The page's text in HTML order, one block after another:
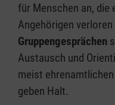
für Menschen an, die
Angehörigen verloren
Gruppengesprächen
Austausch und
meist
geben Halt.